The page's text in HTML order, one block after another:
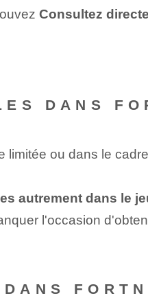
Consultez
DANS
limitée‍ ou ⁤dans le
autrement dans le
l'occasion